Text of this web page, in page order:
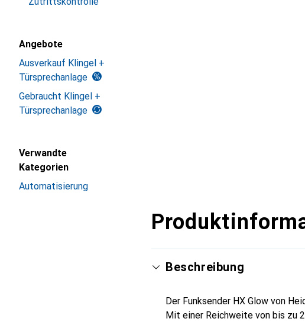
Angebote
Ausverkauf Klingel +
Türsprechanlage
Gebraucht Klingel +
Türsprechanlage
Verwandte
Kategorien
Automatisierung
Beschreibung
Der Funksender HX Glow von
Mit einer Reichweite von bis zu